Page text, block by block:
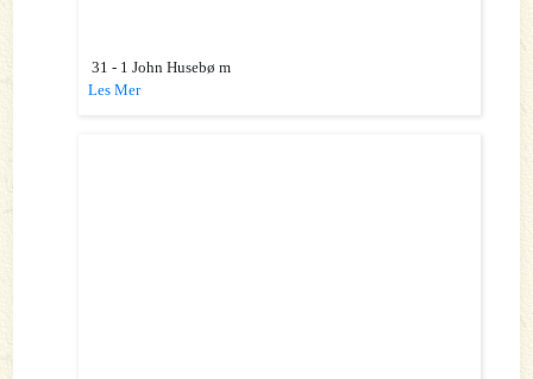
31 - 1 John Husebø m
Les Mer